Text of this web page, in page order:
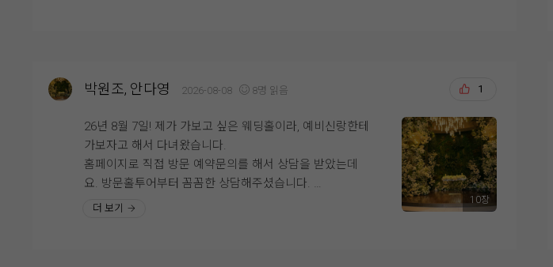
회, 초밥, 해산물, 샐러드, 즉석요리, 양갈비와 같은 인기 메
좋았고, 양갈비는 잡내 없이 부드러워 인상적이었습니다.
샐러드와 과일 코너도 신선하게 관리되고 있었으며 디저트
종류도 다양해 식사 후 마무리까지 만족스러웠습니다.
무엇보다 부모님들께서 음식 맛이 좋고 종류도 다양하다며
박원조, 안다영 2026-08-08 8명 읽음 1
26년 8월 7일! 제가 가보고 싶은 웨딩홀이라, 예비신랑한테
가보자고 해서 다녀왔습니다.
홈페이지로 직접 방문 예약문의를 해서 상담을 받았는데
요. 방문홀투어부터 꼼꼼한 상담해주셨습니다.
엘린홀과 메리엘홀 2개를 픽해서 보여주셨는데, 엘린홀에
더 보기
10장